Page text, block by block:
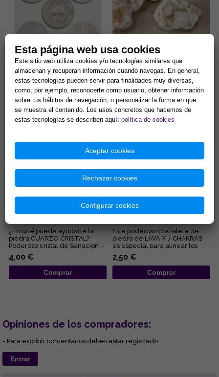
DISCO DE SELENITA
GRABADO. MODELOS
SURTIDOS (15 cm.)
Gran capacidad para la
limpieza de minerales y
energias negativas.
Propiedades purificantes y
protectoras....
7,90 €
Comprar
GEODA CUARZO CRISTAL 4-
6CM APROX.
¿Sientes tu hogar pesado o
estancado? Despierta la
energía de tu entorno con el
sanador maestro de la
naturale...
2,44 €
Comprar
PULSERA ELASTICA BOLA
4MM CUARZO CRISTAL
¿En qué puede ayudarte la
piedra CUARZO CRISTAL? -
Poderoso cristal de Sanación -
Limpia y purifica a nivel ...
4,00 €
Comprar
PULSERA ELASTICA BOLA
8MM LAVA Y 7 CHAKRAS
Este poderoso brazalete de
piedra de LAVA Y 7 CHAKRAS
es especial para alinear los
centros energéticos corpora...
2,50 €
Comprar
Opiniones de los compradores:
- Para escribir comentarios debes estar registrado.
Entrar
Esta página web usa cookies
Este sitio web utiliza cookies y/o tecnologías similares que
almacenan y recuperan información cuando navegas. En general,
estas tecnologías pueden servir para finalidades muy diversas,
como, por ejemplo, reconocerte como usuario, obtener información
sobre tus hábitos de navegación, o personalizar la forma en que
se muestra el contenido. Los usos concretos que hacemos de
estas tecnologías se describen aquí: política de cookies
Aceptar cookies
Rechazar cookies
Configurar cookies